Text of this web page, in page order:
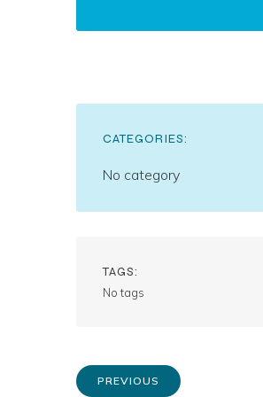
CATEGORIES:
No category
TAGS:
No tags
PREVIOUS